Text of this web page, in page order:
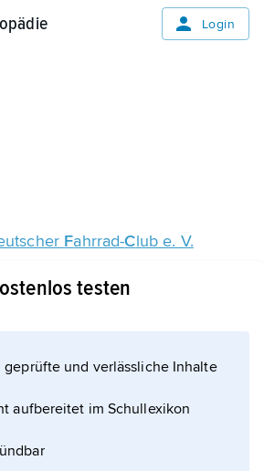
Login
Fahrrad-Club e. V.
testen
und verlässliche Inhalte
aufbereitet im Schullexikon